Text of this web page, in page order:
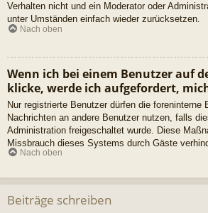
Verhalten nicht und ein Moderator oder
unter Umständen einfach wieder zurücksetzen.
Nach oben
Wenn ich bei einem Benutzer auf
klicke, werde ich aufgefordert,
Nur registrierte Benutzer dürfen die foreninterne
Nachrichten an andere Benutzer nutzen, falls
Administration freigeschaltet wurde. Diese
Missbrauch dieses Systems durch Gäste
Nach oben
Beiträge schreiben